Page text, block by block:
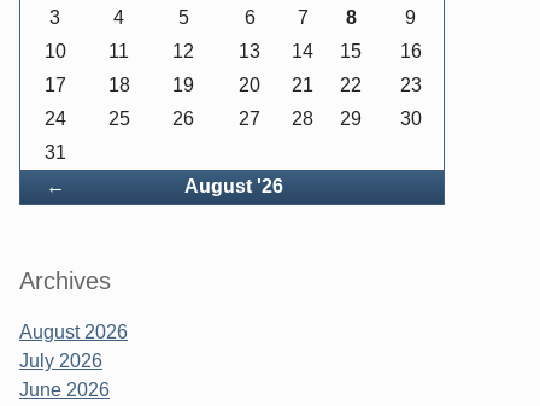
← August '26
3
4 5 6 7 8
9
10
11 12 13 14 15
16
17
18 19 20 21 22
23
24
25 26 27 28 29
30
31
Archives
August 2026
July 2026
June 2026